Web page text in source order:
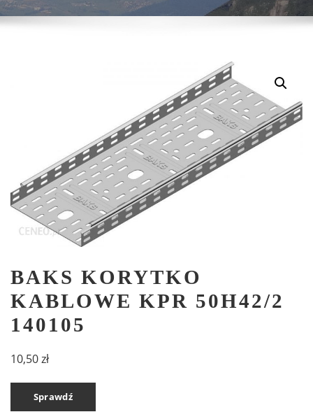
BAKS KORYTKO
KABLOWE KPR 50H42/2
140105
10,50zł
Sprawdź